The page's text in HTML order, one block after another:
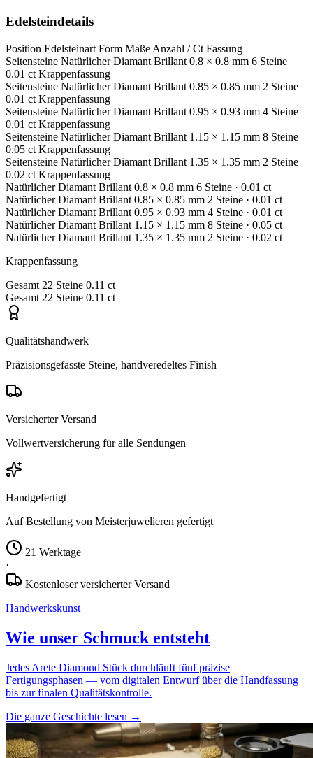
Edelsteindetails
Position Edelsteinart Form Maße Anzahl / Ct Fassung
Seitensteine Natürlicher Diamant Brillant 0.8 × 0.8 mm 6 Steine
0.01 ct Krappenfassung
Seitensteine Natürlicher Diamant Brillant 0.85 × 0.85 mm 2 Steine
0.01 ct Krappenfassung
Seitensteine Natürlicher Diamant Brillant 0.95 × 0.93 mm 4 Steine
0.01 ct Krappenfassung
Seitensteine Natürlicher Diamant Brillant 1.15 × 1.15 mm 8 Steine
0.05 ct Krappenfassung
Seitensteine Natürlicher Diamant Brillant 1.35 × 1.35 mm 2 Steine
0.02 ct Krappenfassung
Natürlicher Diamant Brillant 0.8 × 0.8 mm 6 Steine · 0.01 ct
Natürlicher Diamant Brillant 0.85 × 0.85 mm 2 Steine · 0.01 ct
Natürlicher Diamant Brillant 0.95 × 0.93 mm 4 Steine · 0.01 ct
Natürlicher Diamant Brillant 1.15 × 1.15 mm 8 Steine · 0.05 ct
Natürlicher Diamant Brillant 1.35 × 1.35 mm 2 Steine · 0.02 ct
Krappenfassung
Gesamt 22 Steine 0.11 ct
Gesamt 22 Steine 0.11 ct
Qualitätshandwerk
Präzisionsgefasste Steine, handveredeltes Finish
Versicherter Versand
Vollwertversicherung für alle Sendungen
Handgefertigt
Auf Bestellung von Meisterjuwelieren gefertigt
21 Werktage
·
Kostenloser versicherter Versand
Handwerkskunst
Wie unser Schmuck entsteht
Jedes Arete Diamond Stück durchläuft fünf präzise
Fertigungsphasen — vom digitalen Entwurf über die Handfassung
bis zur finalen Qualitätskontrolle.
Die ganze Geschichte lesen →